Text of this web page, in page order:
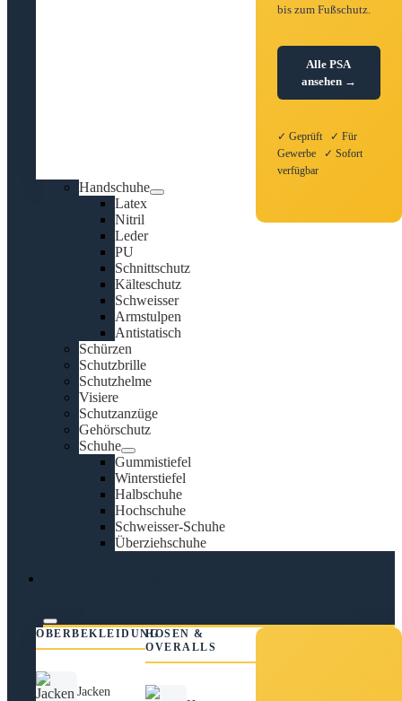
bis zum Fußschutz.
Alle PSA
ansehen →
✓ Geprüft ✓ Für
Gewerbe ✓ Sofort
verfügbar
Handschuhe
Latex
Nitril
Leder
PU
Schnittschutz
Kälteschutz
Schweisser
Armstulpen
Antistatisch
Schürzen
Schutzbrille
Schutzhelme
Visiere
Schutzanzüge
Gehörschutz
Schuhe
Gummistiefel
Winterstiefel
Halbschuhe
Hochschuhe
Schweisser-Schuhe
Überziehschuhe
OBERBEKLEIDUNG
Jacken
HOSEN &
OVERALLS